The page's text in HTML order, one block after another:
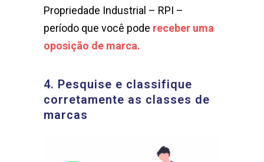
Propriedade Industrial – RPI –
período que você pode receber uma
oposição de marca.
4. Pesquise e classifique
corretamente as classes de
marcas